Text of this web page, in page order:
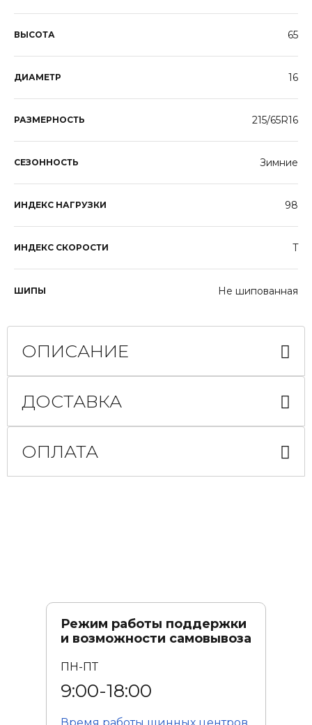
ВЫСОТА 65
ДИАМЕТР 16
РАЗМЕРНОСТЬ 215/65R16
СЕЗОННОСТЬ Зимние
ИНДЕКС НАГРУЗКИ 98
ИНДЕКС СКОРОСТИ T
ШИПЫ Не шипованная
ОПИСАНИЕ
ДОСТАВКА
ОПЛАТА
Режим работы поддержки
и возможности самовывоза
ПН-ПТ
9:00-18:00